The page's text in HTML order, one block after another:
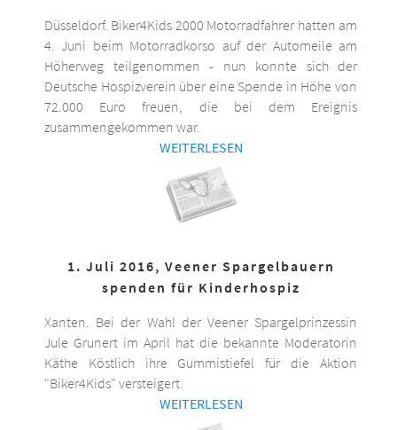
Düsseldorf. Biker4Kids 2000 Motorradfahrer hatten am
4. Juni beim Motorradkorso auf der Automeile am
Höherweg teilgenommen - nun konnte sich der
Deutsche Hospizverein über eine Spende in Höhe von
72.000 Euro freuen, die bei dem Ereignis
zusammengekommen war.
WEITERLESEN
1. Juli 2016, Veener Spargelbauern
spenden für Kinderhospiz
Xanten. Bei der Wahl der Veener Spargelprinzessin
Jule Grunert im April hat die bekannte Moderatorin
Käthe Köstlich ihre Gummistiefel für die Aktion
"Biker4Kids" versteigert.
WEITERLESEN